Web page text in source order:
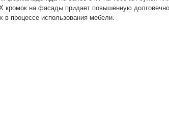
на фасады придает повышенную
в процессе использования мебели.